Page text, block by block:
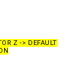
Z -> DEFAULT